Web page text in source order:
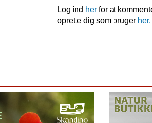
Log ind her for at
oprette dig som bruger her.